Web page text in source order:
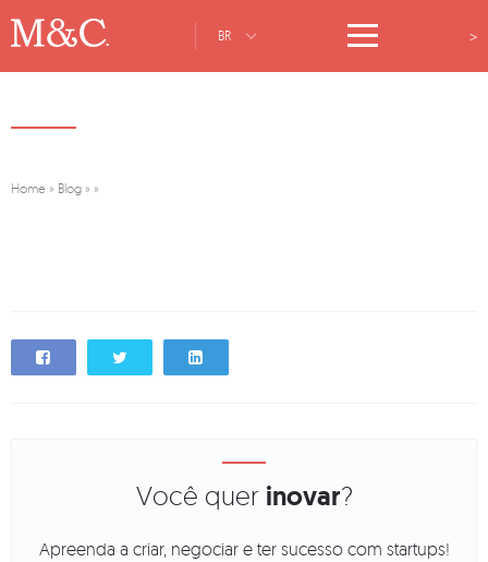
BR >
Home » Blog » »
Você quer inovar?
Apreenda a criar, negociar e ter sucesso com startups!